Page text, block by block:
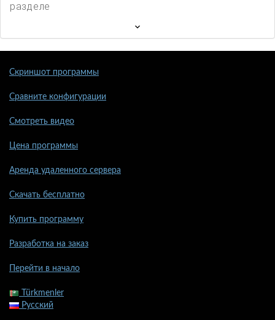
разделе
Скриншот программы
Сравните конфигурации
Смотреть видео
Цена программы
Аренда удаленного сервера
Скачать бесплатно
Купить программу
Разработка на заказ
Перейти в начало
Türkmenler
Русский